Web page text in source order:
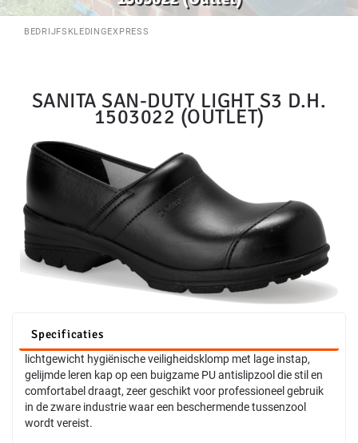
BEDRIJFSKLEDINGEXPRESS
SANITA SAN-DUTY LIGHT S3 D.H.
1503022 (OUTLET)
Specificaties
lichtgewicht hygiënische veiligheidsklomp met lage instap,
gelijmde leren kap op een buigzame PU antislipzool die stil en
comfortabel draagt, zeer geschikt voor professioneel gebruik
in de zware industrie waar een beschermende tussenzool
wordt vereist.